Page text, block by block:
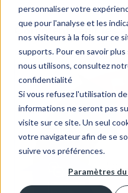
personnaliser votre
que pour l'analyse et les
nos visiteurs à la fois sur ce
supports. Pour en savoir
nous utilisons, consultez
confidentialité
Si vous refusez l'utilisation
informations ne seront pas
visite sur ce site. Un seul
votre navigateur afin de se
suivre vos préférences.
Paramètres
Comment tenir les